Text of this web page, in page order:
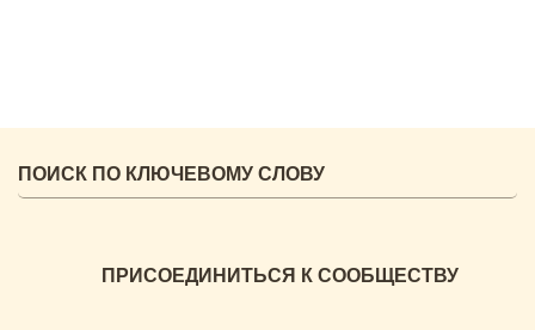
ПРИСОЕДИНИТЬСЯ К СООБЩЕСТВУ